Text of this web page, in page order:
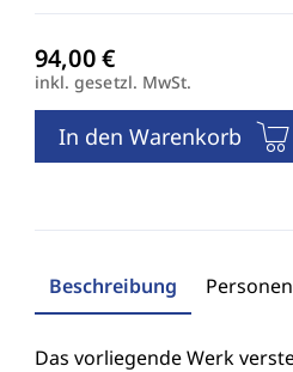
inkl. gesetzl. MwSt.
In den Warenkorb
Beschreibung Personen
Das vorliegende Werk